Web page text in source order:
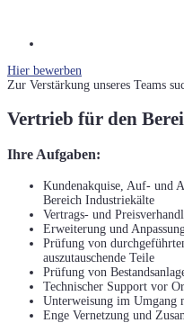
Hier bewerben
Zur Verstärkung unseres Teams
Vertrieb für den
Ihre Aufgaben:
Kundenakquise, Auf- und
Bereich Industriekälte
Vertrags- und
Erweiterung und
Prüfung von
auszutauschende Teile
Prüfung von
Technischer Support vor
Unterweisung im Umgang
Enge Vernetzung und